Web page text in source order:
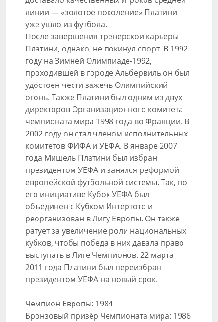
линии — «золотое поколение» Платини
уже ушло из футбола.
После завершения тренерской карьеры
Платини, однако, не покинул спорт. В 1992
году на Зимней Олимпиаде-1992,
проходившей в городе Альбервиль он был
удостоен чести зажечь Олимпийский
огонь. Также Платини был одним из двух
директоров Организационного комитета
чемпионата мира 1998 года во Франции. В
2002 году он стал членом исполнительных
комитетов ФИФА и УЕФА. В январе 2007
года Мишель Платини был избран
президентом УЕФА и занялся реформой
европейской футбольной системы. Так, по
его инициативе Кубок УЕФА был
объединен с Кубком Интертото и
реорганизован в Лигу Европы. Он также
ратует за увеличение роли национальных
кубков, чтобы победа в них давала право
выступать в Лиге Чемпионов. 22 марта
2011 года Платини был переизбран
президентом УЕФА на новый срок.
Чемпион Европы: 1984
Бронзовый призёр Чемпионата мира: 1986